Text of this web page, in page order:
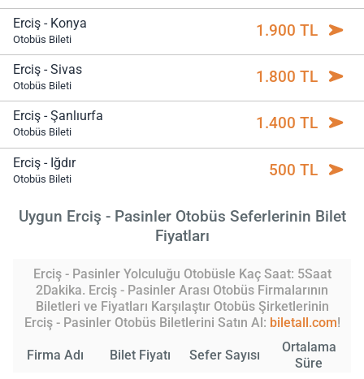
Erciş - Konya
Otobüs Bileti 1.900 TL
Erciş - Sivas
Otobüs Bileti 1.800 TL
Erciş - Şanlıurfa
Otobüs Bileti 1.400 TL
Erciş - Iğdır
Otobüs Bileti 500 TL
Uygun Erciş - Pasinler Otobüs Seferlerinin Bilet
Fiyatları
Erciş - Pasinler Yolculuğu Otobüsle Kaç Saat: 5Saat
2Dakika. Erciş - Pasinler Arası Otobüs Firmalarının
Biletleri ve Fiyatları Karşılaştır Otobüs Şirketlerinin
Erciş - Pasinler Otobüs Biletlerini Satın Al: biletall.com!
Firma Adı Bilet Fiyatı Sefer Sayısı
Ortalama
Süre